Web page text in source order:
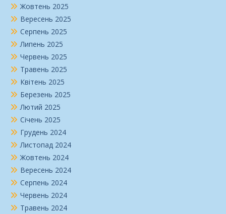
Жовтень 2025
Вересень 2025
Серпень 2025
Липень 2025
Червень 2025
Травень 2025
Квітень 2025
Березень 2025
Лютий 2025
Січень 2025
Грудень 2024
Листопад 2024
Жовтень 2024
Вересень 2024
Серпень 2024
Червень 2024
Травень 2024